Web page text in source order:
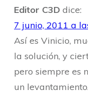
Editor C3D dice:
7 junio, 2011 a
Así es Vinicio,
la solución, y
pero siempre es
un levantamiento.